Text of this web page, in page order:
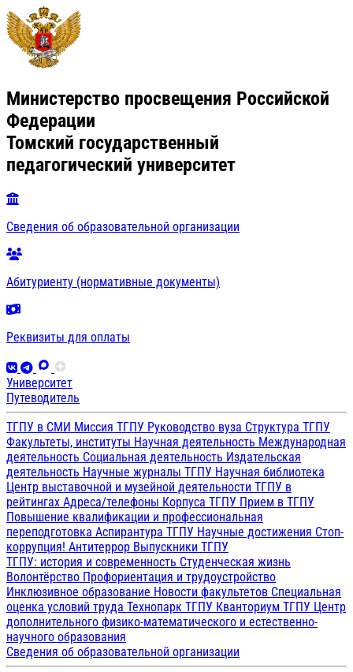
Министерство просвещения Российской
Федерации
Томский государственный
педагогический университет
Сведения об образовательной организации
Абитуриенту (нормативные документы)
Реквизиты для оплаты
Университет
Путеводитель
ТГПУ в СМИ Миссия ТГПУ Руководство вуза Структура ТГПУ
Факультеты, институты Научная деятельность Международная
деятельность Социальная деятельность Издательская
деятельность Научные журналы ТГПУ Научная библиотека
Центр выставочной и музейной деятельности ТГПУ в
рейтингах Адреса/телефоны Корпуса ТГПУ Прием в ТГПУ
Повышение квалификации и профессиональная
переподготовка Аспирантура ТГПУ Научные достижения Стоп-
коррупция! Антитеррор Выпускники ТГПУ
ТГПУ: история и современность Студенческая жизнь
Волонтёрство Профориентация и трудоустройство
Инклюзивное образование Новости факультетов Специальная
оценка условий труда Технопарк ТГПУ Кванториум ТГПУ Центр
дополнительного физико-математического и естественно-
научного образования
Сведения об образовательной организации